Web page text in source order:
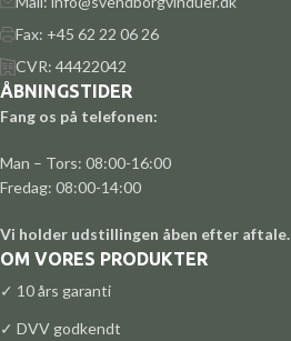
Fax: +45 62 22 06 26
CVR: 44422042
ÅBNINGSTIDER
Fang os på telefonen:
Man – Tors: 08:00-16:00
Fredag: 08:00-14:00
Vi holder udstillingen åben efter aftale.
OM VORES PRODUKTER
✓ 10 års garanti
✓ DVV godkendt